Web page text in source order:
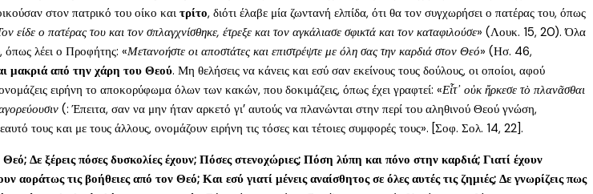
στον πατρικό του οίκο καιτρίτο, διότι έλαβε μία ζωντανή ελπίδα, ότι θα τον συγχωρήσει ο πατέρας του, όπως
είδε ο πατέρας του και τον σπλαγχνίσθηκε, έτρεξε και τον αγκάλιασε σφικτά και τον καταφιλούσε» (Λουκ. 15, 20). Όλα
όπως λέει ο Προφήτης: «Μετανοήστε οι αποστάτες και επιστρέψτε με όλη σας την καρδιά στον Θεό» (Ησ. 46,
μακριά από την χάρη του Θεού. Μη θελήσεις να κάνεις και εσύ σαν εκείνους τους δούλους, οι οποίοι, αφού
ειρήνη το αποκορύφωμα όλων των κακών, που δοκιμάζεις, όπως έχει γραφτεί: «Εἶτ᾿ οὐκ ἤρκεσε τὸ πλανᾶσθαι
(: Έπειτα, σαν να μην ήταν αρκετό γι’ αυτούς να πλανώνται στην περί του αληθινού Θεού γνώση,
τους και με τους άλλους, ονομάζουν ειρήνη τις τόσες και τέτοιες συμφορές τους». [Σοφ. Σολ. 14, 22].
Δε ξέρεις πόσες δυσκολίες έχουν; Πόσες στενοχώριες; Πόση λύπη και πόνο στην καρδιά; Γιατί έχουν
τις βοήθειες από τον Θεό; Και εσύ γιατί μένεις αναίσθητος σε όλες αυτές τις ζημιές; Δε γνωρίζεις πως